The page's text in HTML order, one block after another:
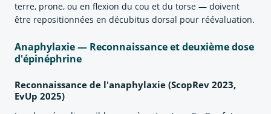
terre, prone, ou en flexion du cou et du torse — doivent
être repositionnées en décubitus dorsal pour réévaluation.
Anaphylaxie — Reconnaissance et deuxième dose
d'épinéphrine
Reconnaissance de l'anaphylaxie (ScopRev 2023,
EvUp 2025)